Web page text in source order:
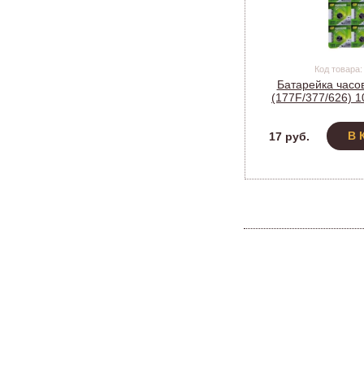
Код
Батарейка
(177F/377/626)
17 руб. В